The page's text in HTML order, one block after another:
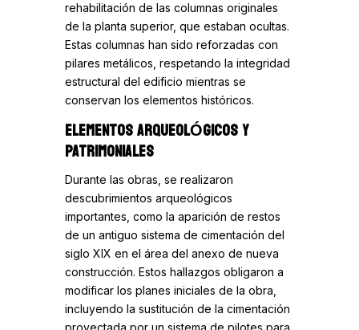
rehabilitación de las columnas originales
de la planta superior, que estaban ocultas.
Estas columnas han sido reforzadas con
pilares metálicos, respetando la integridad
estructural del edificio mientras se
conservan los elementos históricos.
ELEMENTOS ARQUEOLÓGICOS Y
PATRIMONIALES
Durante las obras, se realizaron
descubrimientos arqueológicos
importantes, como la aparición de restos
de un antiguo sistema de cimentación del
siglo XIX en el área del anexo de nueva
construcción. Estos hallazgos obligaron a
modificar los planes iniciales de la obra,
incluyendo la sustitución de la cimentación
proyectada por un sistema de pilotes para